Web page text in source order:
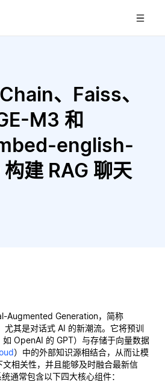
、Faiss、
M3 和
english-
建 RAG 聊天
Augmented Generation，简称
尤其是对话式 AI 的新潮流。它将预训
如 OpenAI 的 GPT）与存储于向量数据
）中的外部知识源相结合，从而让模
相关性，并且能够及时融合最新信
通常包含以下四大核心组件：